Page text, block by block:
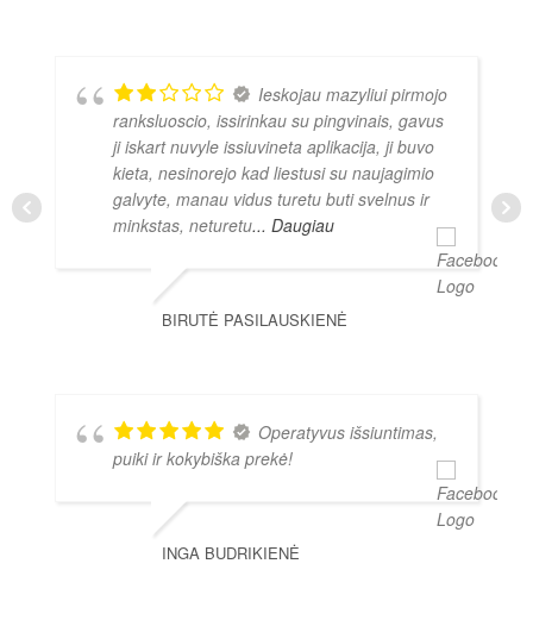
Ieskojau mazyliui pirmojo
ranksluoscio, issirinkau su pingvinais, gavus
ji iskart nuvyle issiuvineta aplikacija, ji buvo
kieta, nesinorejo kad liestusi su naujagimio
galvyte, manau vidus turetu buti svelnus ir
minkstas, neturetu... Daugiau
BIRUTĖ PASILAUSKIENĖ
Operatyvus išsiuntimas,
puiki ir kokybiška prekė!
INGA BUDRIKIENĖ